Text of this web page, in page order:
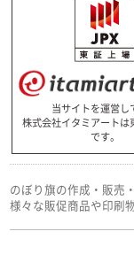
当サイトを運営し
株式会社イタミアートは
です。
のぼり旗の作成・販売
様々な販促商品や印刷